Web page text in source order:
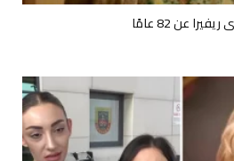
عن 82 عامًا